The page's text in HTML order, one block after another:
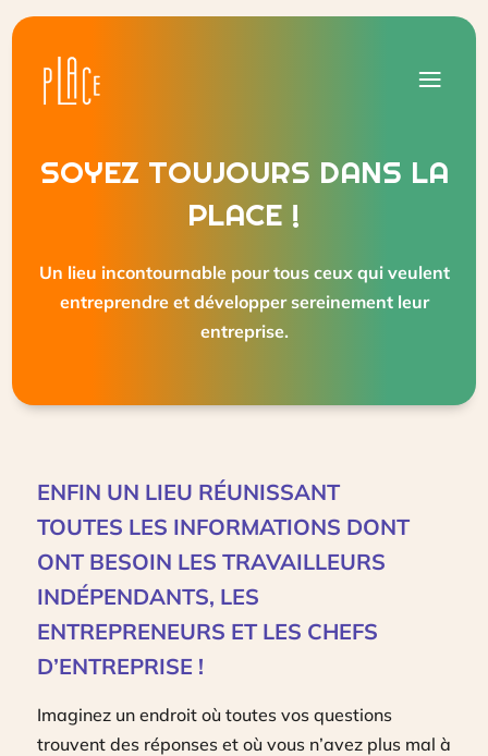
SOYEZ TOUJOURS DANS LA
PLACE !
Un lieu incontournable pour tous ceux qui veulent
entreprendre et développer sereinement leur
entreprise.
ENFIN UN LIEU RÉUNISSANT
TOUTES LES INFORMATIONS DONT
ONT BESOIN LES TRAVAILLEURS
INDÉPENDANTS, LES
ENTREPRENEURS ET LES CHEFS
D’ENTREPRISE !
Imaginez un endroit où toutes vos questions
trouvent des réponses et où vous n’avez plus mal à